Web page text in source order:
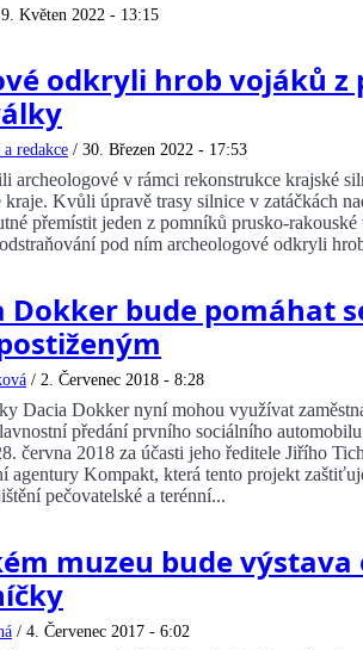
Květen 2022 - 13:15
odkryli hrob vojáků z
redakce / 30. Březen 2022 - 17:53
archeologové v rámci rekonstrukce krajské
kraje. Kvůli úpravě trasy silnice v zatáčkách
přemístit jeden z pomníků prusko-
pod ním archeologové odkryli
Dokker bude pomáhat
/ 2. Červenec 2018 - 8:28
Dacia Dokker nyní mohou využívat
předání prvního sociálního
června 2018 za účasti jeho ředitele Jiřího
agentury Kompakt, která tento projekt
pečovatelské a terénní...
muzeu bude výstava
/ 4. Červenec 2017 - 6:02